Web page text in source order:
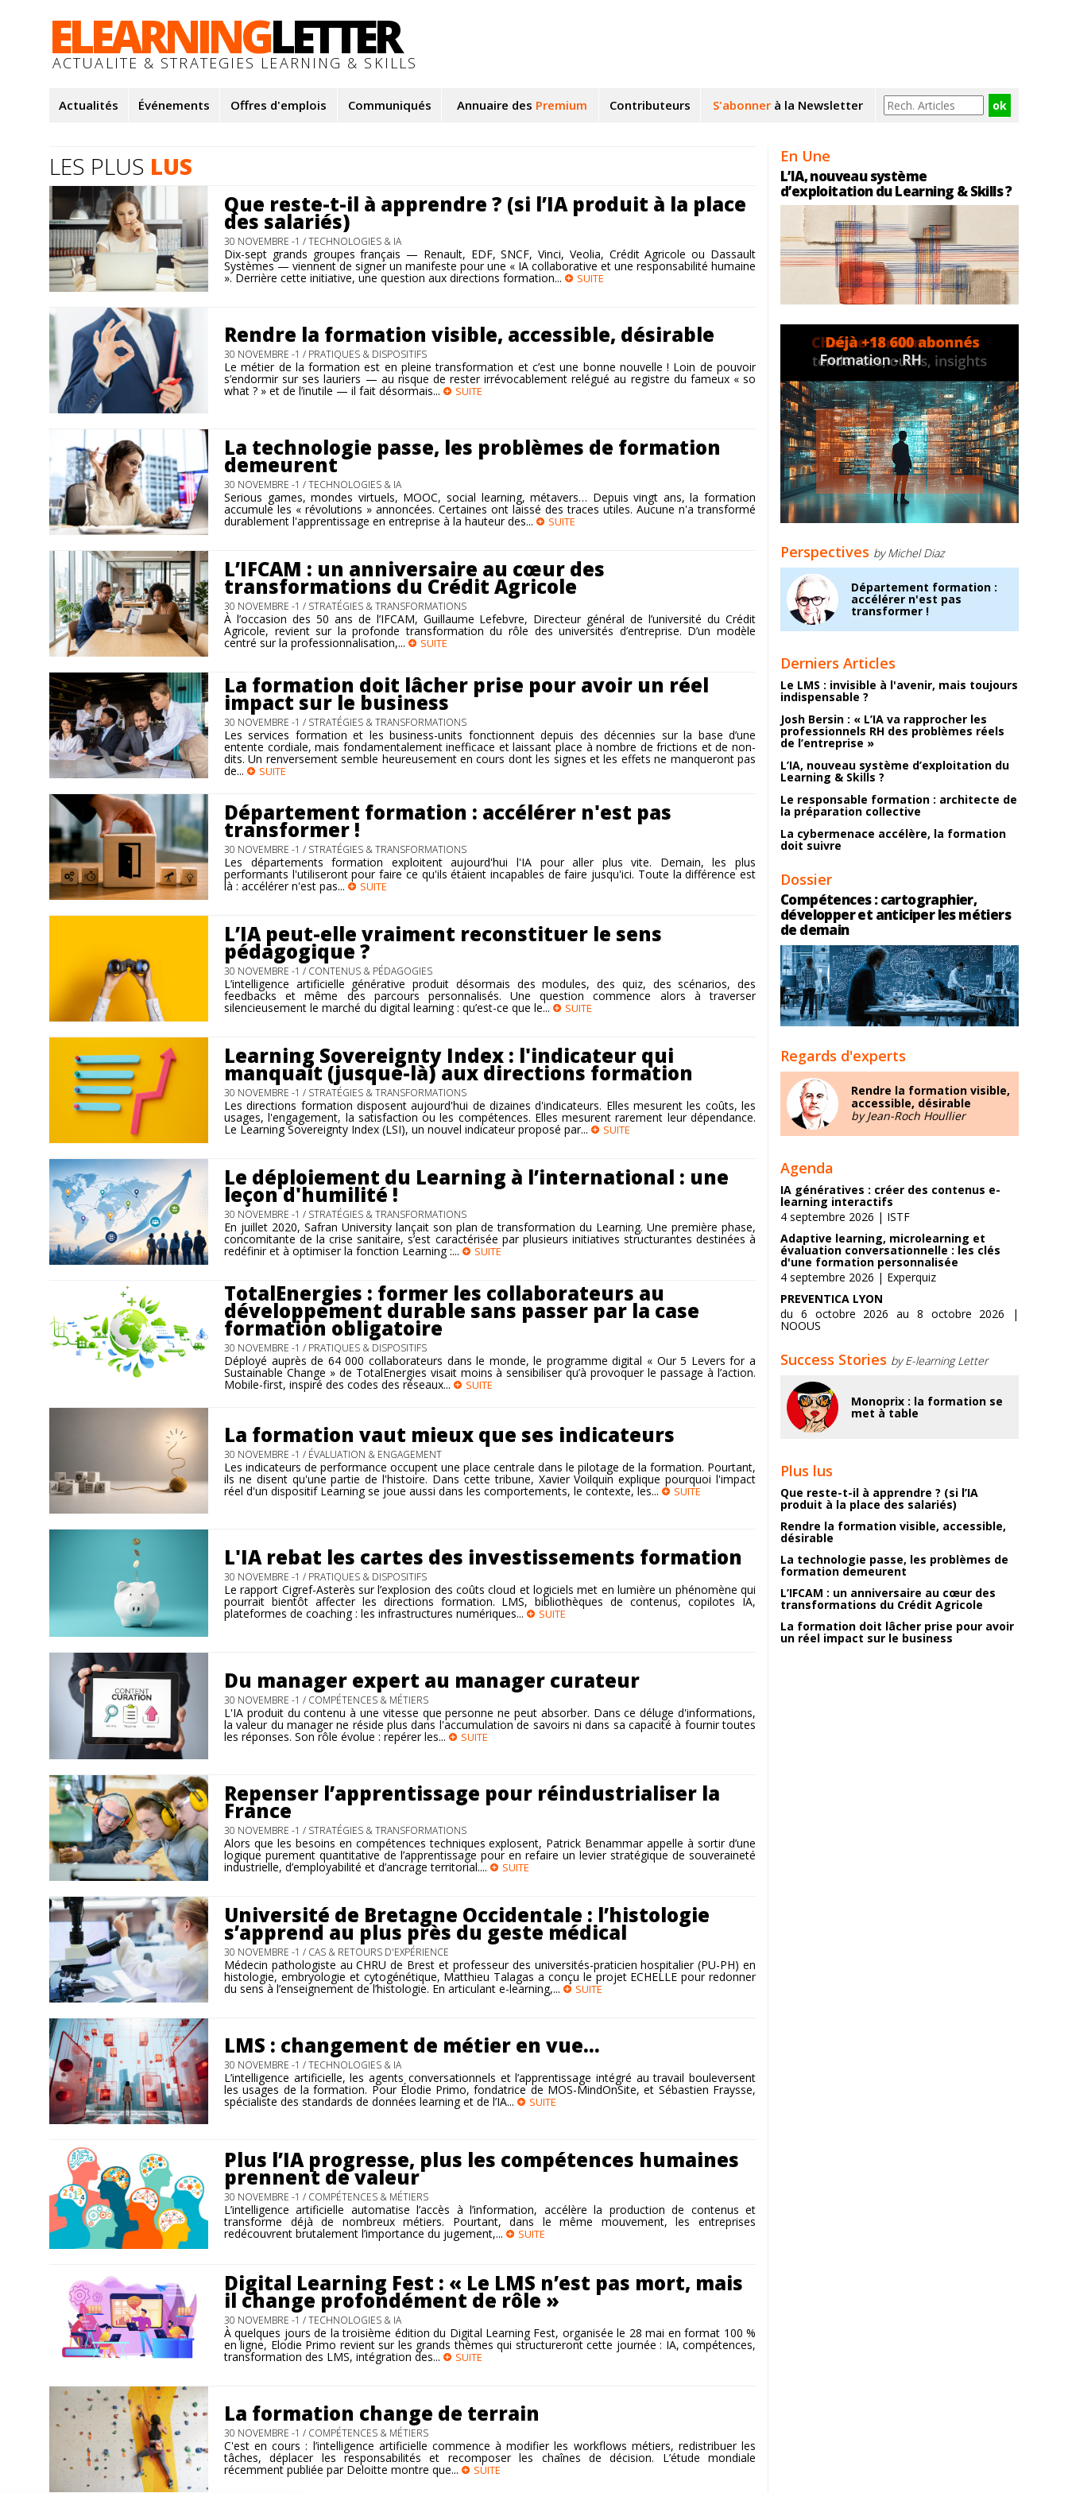
ELEARNINGLETTER
ACTUALITE & STRATEGIES LEARNING & SKILLS
Actualités Événements Offres d'emplois Communiqués Annuaire des Premium Contributeurs S'abonner à la Newsletter
LES PLUS LUS
Que reste-t-il à apprendre ? (si l’IA produit à la place
des salariés)
30 NOVEMBRE -1 /TECHNOLOGIES & IA
Dix-sept grands groupes français — Renault, EDF, SNCF, Vinci, Veolia, Crédit Agricole ou Dassault
Systèmes — viennent de signer un manifeste pour une « IA collaborative et une responsabilité humaine
». Derrière cette initiative, une question aux directions formation... SUITE
Rendre la formation visible, accessible, désirable
30 NOVEMBRE -1 / PRATIQUES & DISPOSITIFS
Le métier de la formation est en pleine transformation et c’est une bonne nouvelle ! Loin de pouvoir
s’endormir sur ses lauriers — au risque de rester irrévocablement relégué au registre du fameux « so
what ? » et de l’inutile — il fait désormais... SUITE
La technologie passe, les problèmes de formation
demeurent
30 NOVEMBRE -1 /TECHNOLOGIES & IA
Serious games, mondes virtuels, MOOC, social learning, métavers… Depuis vingt ans, la formation
accumule les « révolutions » annoncées. Certaines ont laissé des traces utiles. Aucune n'a transformé
durablement l'apprentissage en entreprise à la hauteur des... SUITE
L’IFCAM : un anniversaire au cœur des
transformations du Crédit Agricole
30 NOVEMBRE -1 / STRATÉGIES & TRANSFORMATIONS
À l’occasion des 50 ans de l’IFCAM, Guillaume Lefebvre, Directeur général de l’université du Crédit
Agricole, revient sur la profonde transformation du rôle des universités d’entreprise. D’un modèle
centré sur la professionnalisation,... SUITE
La formation doit lâcher prise pour avoir un réel
impact sur le business
30 NOVEMBRE -1 / STRATÉGIES & TRANSFORMATIONS
Les services formation et les business-units fonctionnent depuis des décennies sur la base d’une
entente cordiale, mais fondamentalement inefficace et laissant place à nombre de frictions et de non-
dits. Un renversement semble heureusement en cours dont les signes et les effets ne manqueront pas
de... SUITE
Département formation : accélérer n'est pas
transformer !
30 NOVEMBRE -1 / STRATÉGIES & TRANSFORMATIONS
Les départements formation exploitent aujourd'hui l'IA pour aller plus vite. Demain, les plus
performants l'utiliseront pour faire ce qu'ils étaient incapables de faire jusqu'ici. Toute la différence est
là : accélérer n'est pas... SUITE
L’IA peut-elle vraiment reconstituer le sens
pédagogique ?
30 NOVEMBRE -1 / CONTENUS & PÉDAGOGIES
L’intelligence artificielle générative produit désormais des modules, des quiz, des scénarios, des
feedbacks et même des parcours personnalisés. Une question commence alors à traverser
silencieusement le marché du digital learning : qu’est-ce que le... SUITE
Learning Sovereignty Index : l'indicateur qui
manquait (jusque-là) aux directions formation
30 NOVEMBRE -1 / STRATÉGIES & TRANSFORMATIONS
Les directions formation disposent aujourd'hui de dizaines d'indicateurs. Elles mesurent les coûts, les
usages, l'engagement, la satisfaction ou les compétences. Elles mesurent rarement leur dépendance.
Le Learning Sovereignty Index (LSI), un nouvel indicateur proposé par... SUITE
Le déploiement du Learning à l’international : une
leçon d'humilité !
30 NOVEMBRE -1 / STRATÉGIES & TRANSFORMATIONS
En juillet 2020, Safran University lançait son plan de transformation du Learning. Une première phase,
concomitante de la crise sanitaire, s’est caractérisée par plusieurs initiatives structurantes destinées à
redéfinir et à optimiser la fonction Learning :... SUITE
TotalEnergies : former les collaborateurs au
développement durable sans passer par la case
formation obligatoire
30 NOVEMBRE -1 / PRATIQUES & DISPOSITIFS
Déployé auprès de 64 000 collaborateurs dans le monde, le programme digital « Our 5 Levers for a
Sustainable Change » de TotalEnergies visait moins à sensibiliser qu’à provoquer le passage à l’action.
Mobile-first, inspiré des codes des réseaux... SUITE
La formation vaut mieux que ses indicateurs
30 NOVEMBRE -1 / ÉVALUATION & ENGAGEMENT
Les indicateurs de performance occupent une place centrale dans le pilotage de la formation. Pourtant,
ils ne disent qu'une partie de l'histoire. Dans cette tribune, Xavier Voilquin explique pourquoi l'impact
réel d'un dispositif Learning se joue aussi dans les comportements, le contexte, les... SUITE
L'IA rebat les cartes des investissements formation
30 NOVEMBRE -1 / PRATIQUES & DISPOSITIFS
Le rapport Cigref-Asterès sur l’explosion des coûts cloud et logiciels met en lumière un phénomène qui
pourrait bientôt affecter les directions formation. LMS, bibliothèques de contenus, copilotes IA,
plateformes de coaching : les infrastructures numériques... SUITE
Du manager expert au manager curateur
30 NOVEMBRE -1 / COMPÉTENCES & MÉTIERS
L'IA produit du contenu à une vitesse que personne ne peut absorber. Dans ce déluge d'informations,
la valeur du manager ne réside plus dans l'accumulation de savoirs ni dans sa capacité à fournir toutes
les réponses. Son rôle évolue : repérer les... SUITE
Repenser l’apprentissage pour réindustrialiser la
France
30 NOVEMBRE -1 / STRATÉGIES & TRANSFORMATIONS
Alors que les besoins en compétences techniques explosent, Patrick Benammar appelle à sortir d’une
logique purement quantitative de l’apprentissage pour en refaire un levier stratégique de souveraineté
industrielle, d’employabilité et d’ancrage territorial.... SUITE
Université de Bretagne Occidentale : l’histologie
s’apprend au plus près du geste médical
30 NOVEMBRE -1 / CAS & RETOURS D'EXPÉRIENCE
Médecin pathologiste au CHRU de Brest et professeur des universités-praticien hospitalier (PU-PH) en
histologie, embryologie et cytogénétique, Matthieu Talagas a conçu le projet ECHELLE pour redonner
du sens à l’enseignement de l’histologie. En articulant e-learning,... SUITE
LMS : changement de métier en vue
30 NOVEMBRE -1 /TECHNOLOGIES & IA
L’intelligence artificielle, les agents conversationnels et l’apprentissage intégré au travail bouleversent
les usages de la formation. Pour Élodie Primo, fondatrice de MOS-MindOnSite, et Sébastien Fraysse,
spécialiste des standards de données learning et de l’IA... SUITE
Plus l’IA progresse, plus les compétences humaines
prennent de valeur
30 NOVEMBRE -1 / COMPÉTENCES & MÉTIERS
L’intelligence artificielle automatise l’accès à l’information, accélère la production de contenus et
transforme déjà de nombreux métiers. Pourtant, dans le même mouvement, les entreprises
redécouvrent brutalement l’importance du jugement,... SUITE
Digital Learning Fest : « Le LMS n’est pas mort, mais
il change profondément de rôle »
30 NOVEMBRE -1 /TECHNOLOGIES & IA
À quelques jours de la troisième édition du Digital Learning Fest, organisée le 28 mai en format 100 %
en ligne, Elodie Primo revient sur les grands thèmes qui structureront cette journée : IA, compétences,
transformation des LMS, intégration des... SUITE
La formation change de terrain
30 NOVEMBRE -1 / COMPÉTENCES & MÉTIERS
C'est en cours : l’intelligence artificielle commence à modifier les workflows métiers, redistribuer les
tâches, déplacer les responsabilités et recomposer les chaînes de décision. L’étude mondiale
récemment publiée par Deloitte montre que... SUITE
En Une
L’IA, nouveau système
d’exploitation du Learning & Skills ?
Perspectives by Michel Diaz
Département formation :
accélérer n'est pas
transformer !
Derniers Articles
Le LMS : invisible à l'avenir, mais toujours
indispensable ?
Josh Bersin : « L’IA va rapprocher les
professionnels RH des problèmes réels
de l’entreprise »
L’IA, nouveau système d’exploitation du
Learning & Skills ?
Le responsable formation : architecte de
la préparation collective
La cybermenace accélère, la formation
doit suivre
Dossier
Compétences : cartographier,
développer et anticiper les métiers
de demain
Regards d'experts
Rendre la formation visible,
accessible, désirable
by Jean-Roch Houllier
Agenda
IA génératives : créer des contenus e-
learning interactifs
4 septembre 2026 | ISTF
Adaptive learning, microlearning et
évaluation conversationnelle : les clés
d'une formation personnalisée
4 septembre 2026 | Experquiz
PREVENTICA LYON
du 6 octobre 2026 au 8 octobre 2026 |
NOOUS
Success Stories by E-learning Letter
Monoprix : la formation se
met à table
Plus lus
Que reste-t-il à apprendre ? (si l’IA
produit à la place des salariés)
Rendre la formation visible, accessible,
désirable
La technologie passe, les problèmes de
formation demeurent
L’IFCAM : un anniversaire au cœur des
transformations du Crédit Agricole
La formation doit lâcher prise pour avoir
un réel impact sur le business